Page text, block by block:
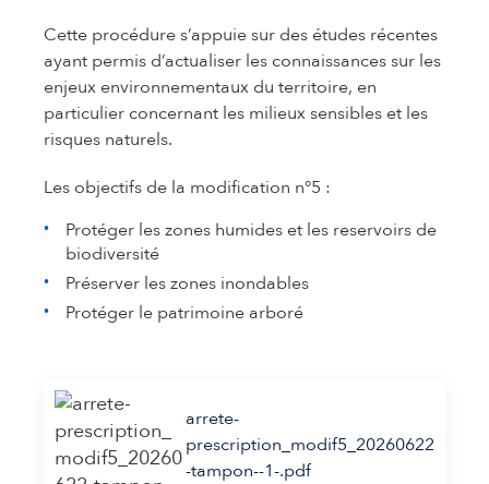
Cette procédure s’appuie sur des études récentes
ayant permis d’actualiser les connaissances sur les
enjeux environnementaux du territoire, en
particulier concernant les milieux sensibles et les
risques naturels.
Les objectifs de la modification n°5 :
Protéger les zones humides et les reservoirs de
biodiversité
Préserver les zones inondables
Protéger le patrimoine arboré
arrete-
prescription_modif5_20260622
-tampon--1-.pdf